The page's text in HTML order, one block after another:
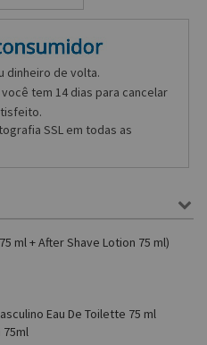
dinheiro de volta.
tem 14 dias para cancelar
SSL em todas as
ml + After Shave Lotion 75 ml)
Eau De Toilette 75 ml
75ml